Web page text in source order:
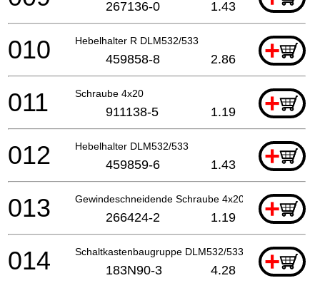
267136-0 1.43
Hebelhalter R DLM532/533 +
010 459858-8 2.86
Schraube 4x20 +
011 911138-5 1.19
Hebelhalter DLM532/533 +
012 459859-6 1.43
Gewindeschneidende Schraube 4x20 +
013 266424-2 1.19
Schaltkastenbaugruppe DLM532/533 +
014 183N90-3 4.28